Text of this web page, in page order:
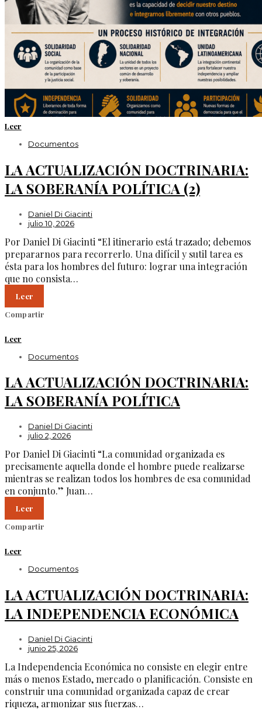
Leer
Documentos
LA ACTUALIZACIÓN DOCTRINARIA:
LA SOBERANÍA POLÍTICA (2)
Daniel Di Giacinti
julio 10, 2026
Por Daniel Di Giacinti “El itinerario está trazado; debemos
prepararnos para recorrerlo. Una difícil y sutil tarea es
ésta para los hombres del futuro: lograr una integración
que no consista…
Leer
Compartir
Leer
Documentos
LA ACTUALIZACIÓN DOCTRINARIA:
LA SOBERANÍA POLÍTICA
Daniel Di Giacinti
julio 2, 2026
Por Daniel Di Giacinti “La comunidad organizada es
precisamente aquella donde el hombre puede realizarse
mientras se realizan todos los hombres de esa comunidad
en conjunto.” Juan…
Leer
Compartir
Leer
Documentos
LA ACTUALIZACIÓN DOCTRINARIA:
LA INDEPENDENCIA ECONÓMICA
Daniel Di Giacinti
junio 25, 2026
La Independencia Económica no consiste en elegir entre
más o menos Estado, mercado o planificación. Consiste en
construir una comunidad organizada capaz de crear
riqueza, armonizar sus fuerzas…